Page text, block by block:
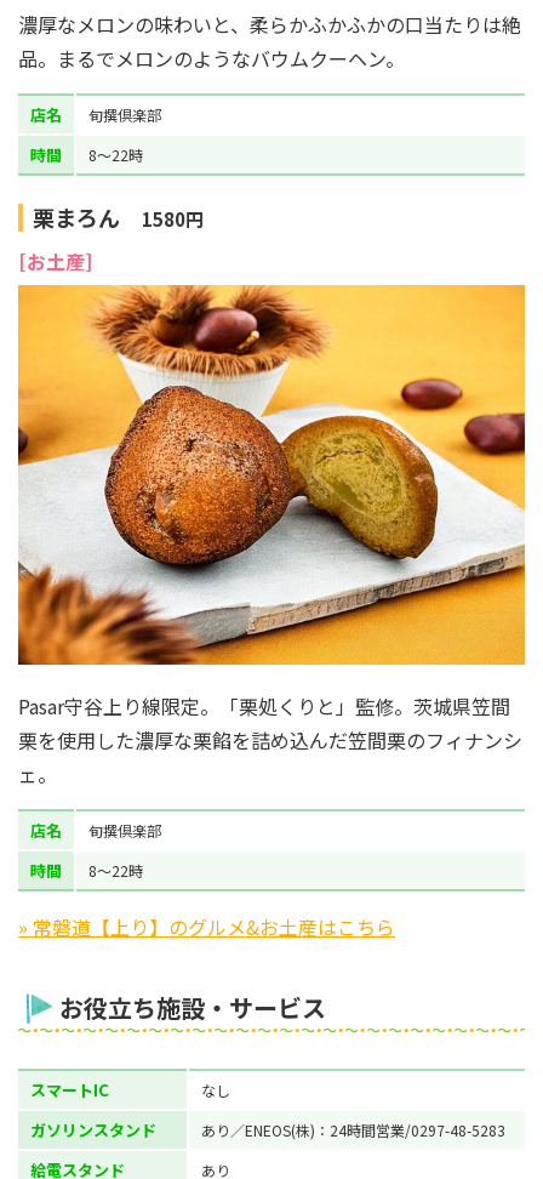
濃厚なメロンの味わいと、柔らかふかふかの口当たりは絶
品。まるでメロンのようなバウムクーヘン。
店名 旬撰倶楽部
時間 8～22時
栗まろん 1580円
[お土産]
Pasar守谷上り線限定。「栗処くりと」監修。茨城県笠間
栗を使用した濃厚な栗餡を詰め込んだ笠間栗のフィナンシ
ェ。
店名 旬撰倶楽部
時間 8～22時
» 常磐道【上り】のグルメ&お土産はこちら
お役立ち施設・サービス
スマートIC なし
ガソリンスタンド あり／ENEOS(株)：24時間営業/0297-48-5283
給電スタンド あり